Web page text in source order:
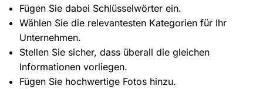
Fügen Sie dabei Schlüsselwörter ein.
Wählen Sie die relevantesten Kategorien für Ihr
Unternehmen.
Stellen Sie sicher, dass überall die gleichen
Informationen vorliegen.
Fügen Sie hochwertige Fotos hinzu.